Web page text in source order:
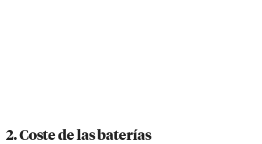
2. Coste de las baterías